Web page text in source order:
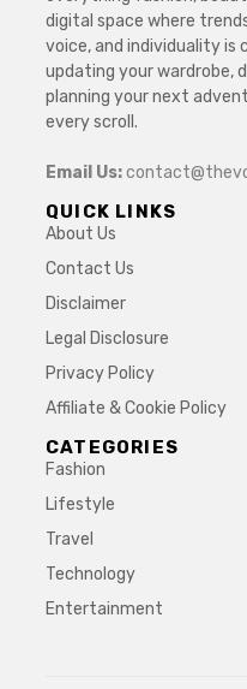
digital space where
voice, and individuality is
updating your wardrobe,
planning your next
every scroll.
Email Us:
QUICK LINKS
About Us
Contact Us
Disclaimer
Legal Disclosure
Privacy Policy
Affiliate & Cookie Policy
CATEGORIES
Fashion
Lifestyle
Travel
Technology
Entertainment